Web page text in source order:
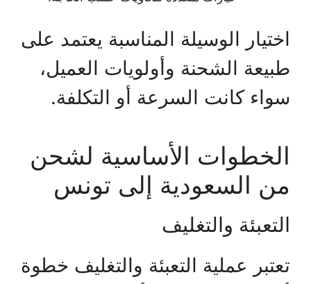
اختيار الوسيلة المناسبة يعتمد على
طبيعة الشحنة وأولويات العميل،
سواء كانت السرعة أو التكلفة.
الخطوات الأساسية لشحن
من السعودية إلى تونس
التعبئة والتغليف
تعتبر عملية التعبئة والتغليف خطوة